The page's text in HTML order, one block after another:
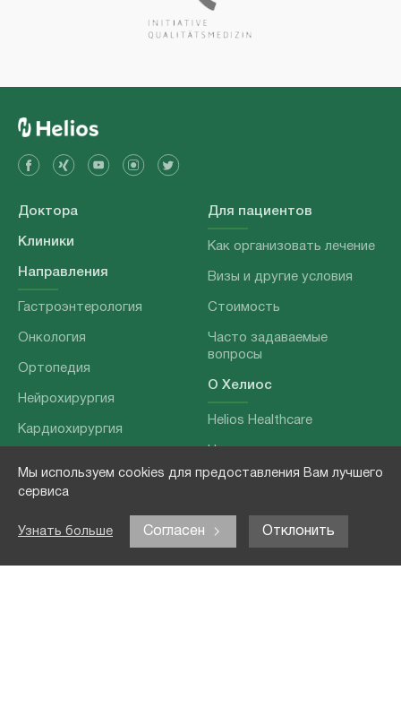
Мы используем cookies для предоставления Вам лучшего
сервиса
Узнать больше Согласен Отклонить
Доктора
Клиники
Направления
Гастроэнтерология
Онкология
Ортопедия
Нейрохирургия
Кардиохирургия
Хирургия позвоночника
Для пациентов
Как организовать лечение
Визы и другие условия
Стоимость
Часто задаваемые
вопросы
О Хелиос
Helios Healthcare
О нашей команде